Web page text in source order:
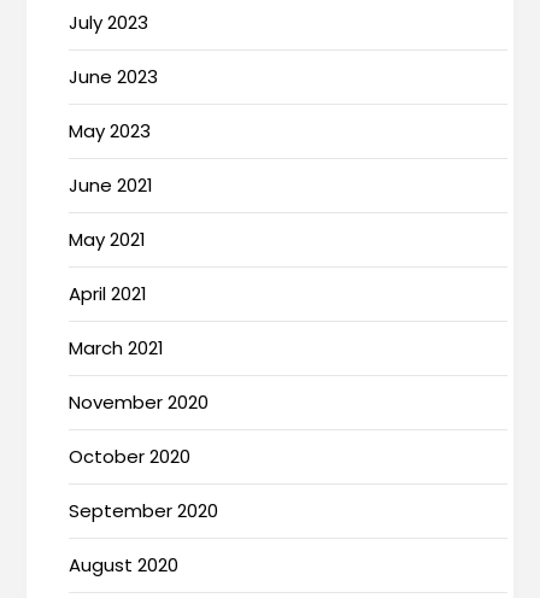
July 2023
June 2023
May 2023
June 2021
May 2021
April 2021
March 2021
November 2020
October 2020
September 2020
August 2020